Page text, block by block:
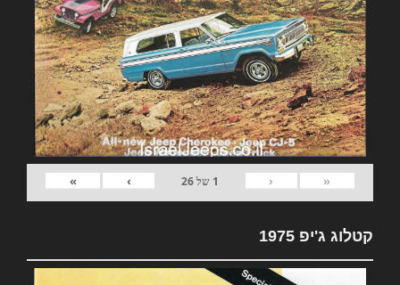
«
‹
1 של26
›
»
קטלוג ג'יפ 1975